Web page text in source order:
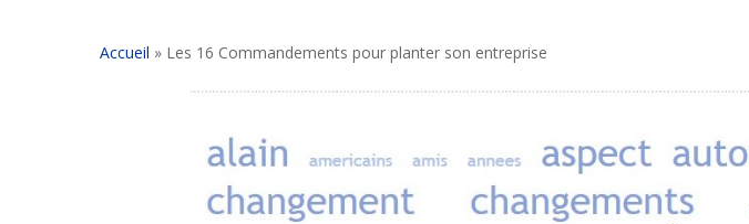
Accueil » Les 16 Commandements pour planter son entreprise